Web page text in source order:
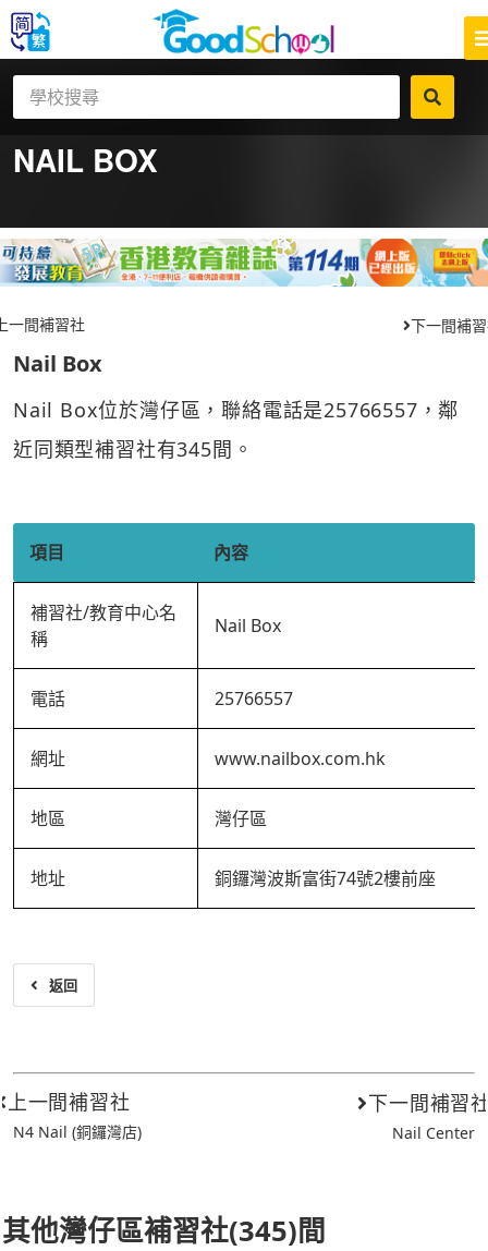
NAIL BOX
一間補習社 下一間補
Nail Box
Nail Box位於灣仔區，聯絡電話是25766557，鄰
近同類型補習社有345間。
項目 內容
補習社/教育中心名
稱
Nail Box
電話 25766557
網址 www.nailbox.com.hk
地區 灣仔區
地址 銅鑼灣波斯富街74號2樓前座
返回
上一間補習社
N4 Nail (銅鑼灣店)
下一間補習
Nail Center
其他灣仔區補習社(345)間